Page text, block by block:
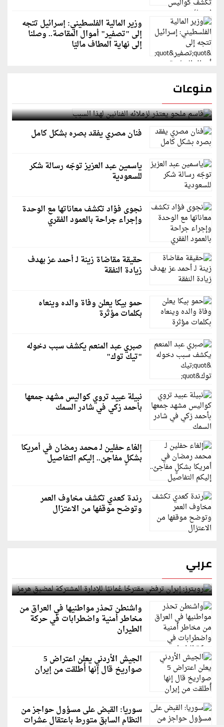
وزير المالية الفلسطيني: إسرائيل تتجه
إلى "تصفير" أموال المقاصة.. وصلنا
إلى نهاية المطاف ماليًا
منوعات
قاسم ملحو يعتذر لزملائه الفنانين لهذا السبب
فنان مصري يفقد بصره بشكل كامل
ياسمين عبد العزيز توجّه رسالة شكر
للسعودية
نجوى فؤاد تكشف معاناتها مع الوحدة
وإجراء جراحة بالعمود الفقري
حقيقة مقاضاة زينة لـ أحمد عز بهدف
زيادة النفقة
حمو بيكا يعلن وفاة والده وينعاه
بكلمات مؤثرة
صبري عبد المنعم يكشف سبب دخوله
"تيك توك"
نبيلة عبيد تروي كواليس مشهد جمعها
بأحمد زكي في شادر السمك
إلغاء حفلين لـ محمد رمضان في أمريكا
بشكلٍ مفاجئ.. إليكم التفاصيل
رندة كعدي تكشف مخاوف العمر
وتوضح موقفها من الاعتزال
عربي
رويترز: إيران ترفض مقترحًا عُمانيًا للإدارة المشتركة
لمضيق هرمز
واشنطن تحذر مواطنيها في العراق من
مخاطر أمنية واضطرابات في حركة
الطيران
الجيش الأردني يعلن اعتراض 5
صواريخ قال إنها أُطلقت من إيران
سوريا: القبض على مسؤول حواجز من
النظام السابق متورط باعتقال عشرات